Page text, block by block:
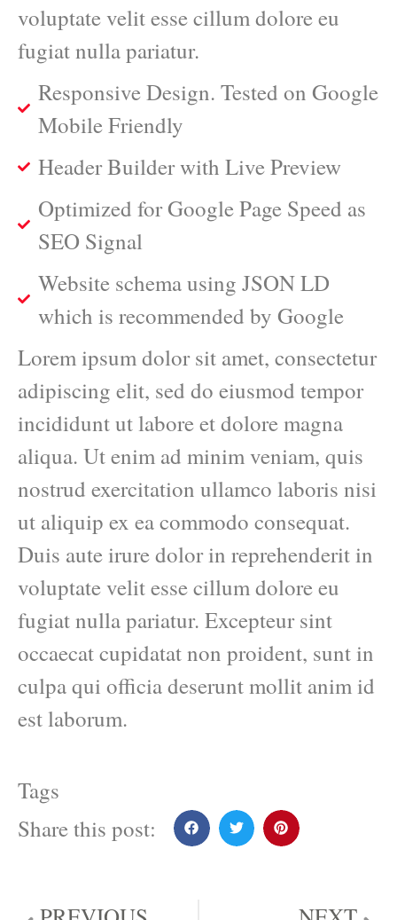
voluptate velit esse cillum dolore eu
fugiat nulla pariatur.
Responsive Design. Tested on Google
Mobile Friendly
Header Builder with Live Preview
Optimized for Google Page Speed as
SEO Signal
Website schema using JSON LD
which is recommended by Google
Lorem ipsum dolor sit amet, consectetur
adipiscing elit, sed do eiusmod tempor
incididunt ut labore et dolore magna
aliqua. Ut enim ad minim veniam, quis
nostrud exercitation ullamco laboris nisi
ut aliquip ex ea commodo consequat.
Duis aute irure dolor in reprehenderit in
voluptate velit esse cillum dolore eu
fugiat nulla pariatur. Excepteur sint
occaecat cupidatat non proident, sunt in
culpa qui officia deserunt mollit anim id
est laborum.
Tags
Share this post: